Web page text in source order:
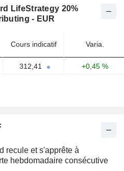
LifeStrategy 20%
- EUR
Cours indicatif Varia.
312,41 +0,45 %
recule et s'apprête à
hebdomadaire consécutive